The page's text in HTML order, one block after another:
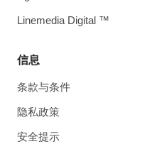
信息
条款与条件
隐私政策
安全提示
Linemedia Digital ™